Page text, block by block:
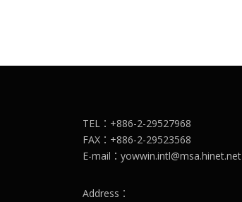
TEL：+886-2-29527968
FAX：+886-2-29523568
E-mail：yowwin.intl@msa.hinet.net
Address：